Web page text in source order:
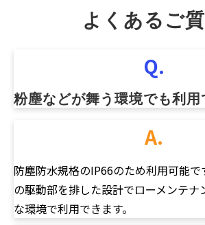
よくあるご
Q.
粉塵などが舞う環境でも利用
A.
防塵防水規格のIP66のため利用可能で
の駆動部を排した設計でローメンテナ
な環境で利用できます。